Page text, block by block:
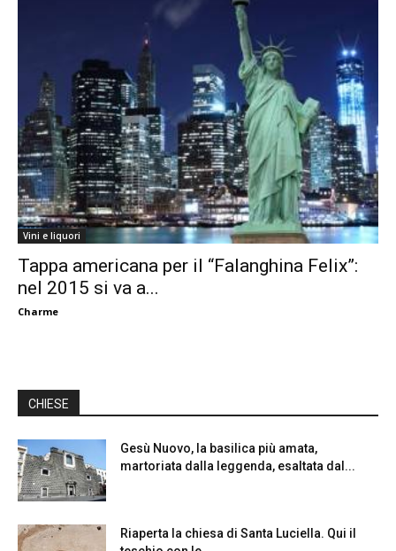
Vini e liquori
Tappa americana per il “Falanghina Felix”:
nel 2015 si va a...
Charme
CHIESE
Gesù Nuovo, la basilica più amata,
martoriata dalla leggenda, esaltata dal...
Riaperta la chiesa di Santa Luciella. Qui il